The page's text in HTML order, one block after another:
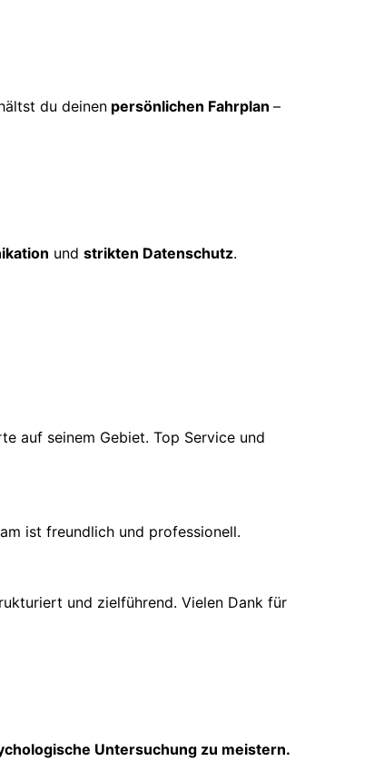
du deinen persönlichen Fahrplan –
und strikten Datenschutz.
auf seinem Gebiet. Top Service und
ist freundlich und professionell.
und zielführend. Vielen Dank für
Untersuchung zu meistern.